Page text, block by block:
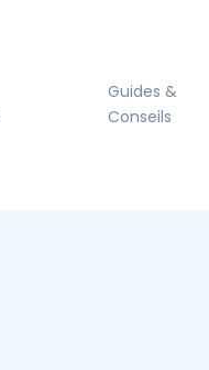
Guides &
Conseils